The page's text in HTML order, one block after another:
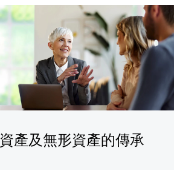
產及無形資產的傳承